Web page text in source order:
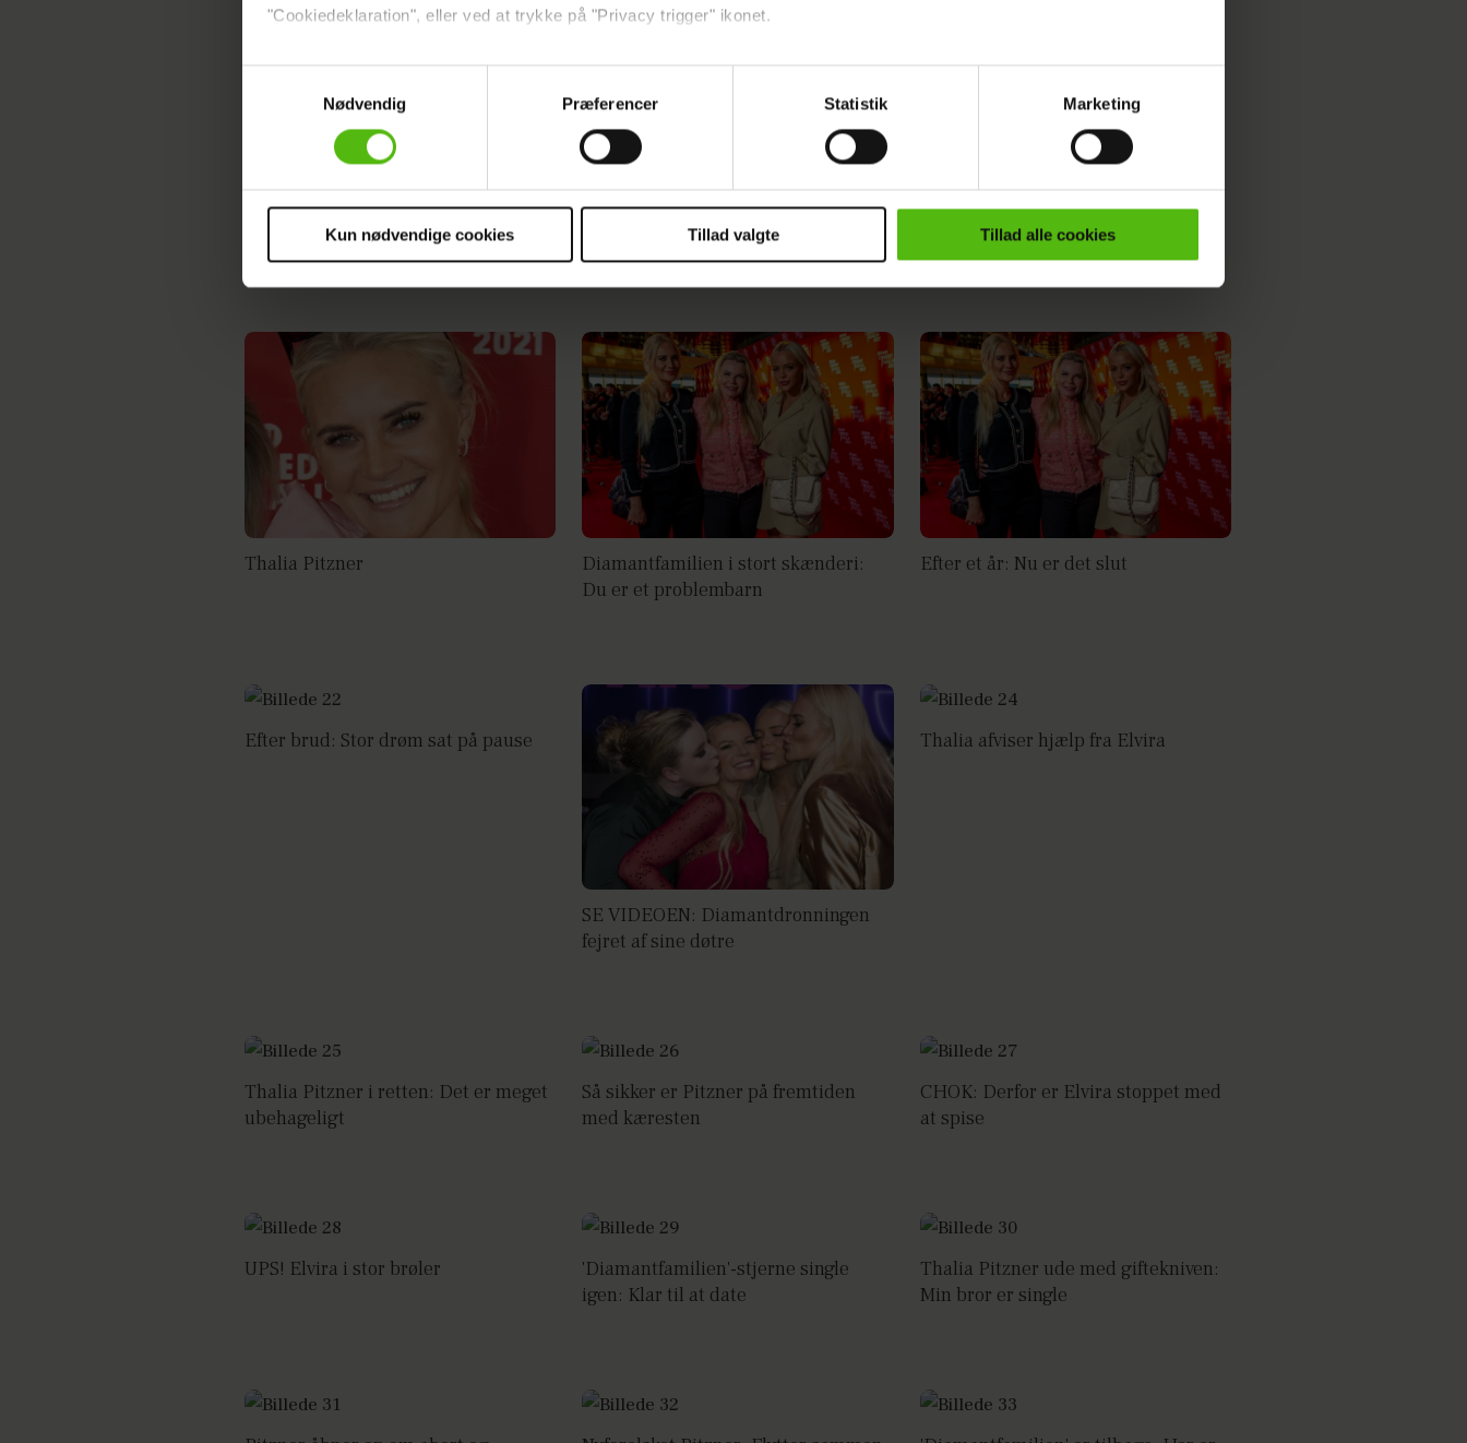
"Cookiedeklaration", eller ved at trykke på "Privacy trigger" ikonet.
Dine valg anvendes på hele websitet.
Vi ønsker dit samtykke til at indsamle og bruge data for at kunne levere og finansiere relevant journalistisk indhold til dig.
Vi anvender egne cookies og cookies fra tredjeparter til at at optimere dit besøg på vores hjemmeside. Vi indsamler data
sociale medier.
voresprivatlivspolitikogcookiepolitik
Nødvendig
Præferencer Statistik Marketing
Kun nødvendige cookies Tillad valgte Tillad alle cookies
Thalia Pitzner
Diamantfamilien i stort skænderi:
Du er et problembarn
Efter et år: Nu er det slut
Efter brud: Stor drøm sat på pause
SE VIDEOEN: Diamantdronningen
fejret af sine døtre
Thalia afviser hjælp fra Elvira
Thalia Pitzner i retten: Det er meget
ubehageligt
Så sikker er Pitzner på fremtiden
med kæresten
CHOK: Derfor er Elvira stoppet med
at spise
UPS! Elvira i stor brøler
'Diamantfamilien'-stjerne single
igen: Klar til at date
Thalia Pitzner ude med giftekniven:
Min bror er single